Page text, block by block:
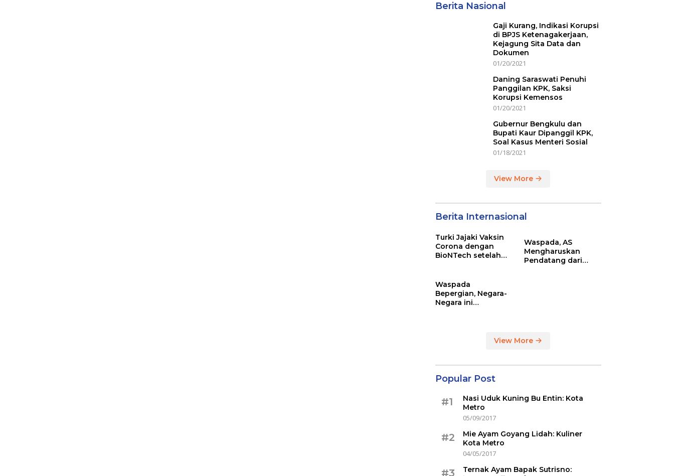
Berita Nasional
Gaji Kurang, Indikasi Korupsi
di BPJS Ketenagakerjaan,
Kejagung Sita Data dan
Dokumen
01/20/2021
Daning Saraswati Penuhi
Panggilan KPK, Saksi
Korupsi Kemensos
01/20/2021
Gubernur Bengkulu dan
Bupati Kaur Dipanggil KPK,
Soal Kasus Menteri Sosial
01/18/2021
View More
Berita Internasional
Turki Jajaki Vaksin
Corona dengan
BioNTech setelah
Waspada, AS
Mengharuskan
Pendatang dari
Waspada
Bepergian, Negara-
Negara ini
View More
Popular Post
#1
Nasi Uduk Kuning Bu Entin: Kota
Metro
05/09/2017
#2
Mie Ayam Goyang Lidah: Kuliner
Kota Metro
04/05/2017
#3
Ternak Ayam Bapak Sutrisno: